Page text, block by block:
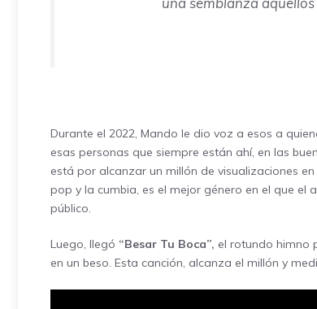
Durante el 2022, Mando le dio voz a esos a
esas personas que siempre están ahí, en las
está por alcanzar un millón de visualizaciones
pop y la cumbia, es el mejor género en el que
público.
Luego, llegó “Besar Tu Boca”, el rotundo himno
en un beso. Esta canción, alcanza el millón y